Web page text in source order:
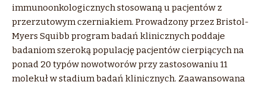
immunoonkologicznych stosowaną u pacjentów z
przerzutowym czerniakiem. Prowadzony przez Bristol-
Myers Squibb program badań klinicznych poddaje
badaniom szeroką populację pacjentów cierpiących na
ponad 20 typów nowotworów przy zastosowaniu 11
molekuł w stadium badań klinicznych. Zaawansowana